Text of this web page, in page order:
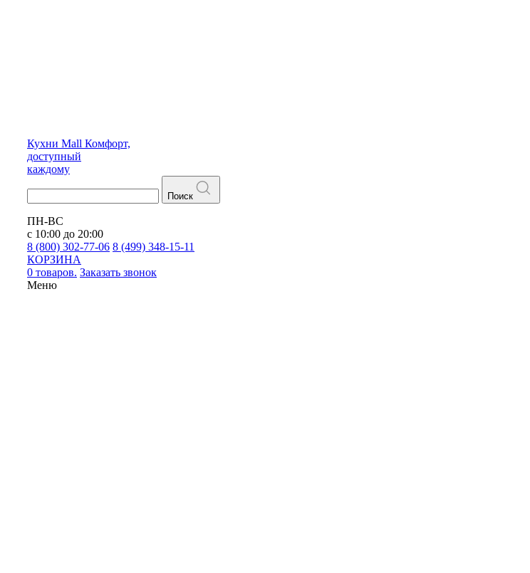
Кухни Mall Комфорт,
доступный
каждому
Поиск
ПН-ВС
с 10:00 до 20:00
8 (800) 302-77-06 8 (499) 348-15-11
КОРЗИНА
0 товаров. Заказать звонок
Меню